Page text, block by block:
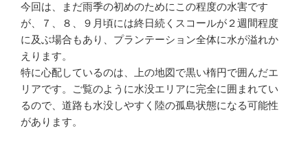
今回は、まだ雨季の初めのためにこの程度の水害です
が、７、８、９月頃には終日続くスコールが２週間程度
に及ぶ場合もあり、プランテーション全体に水が溢れか
えります。
特に心配しているのは、上の地図で黒い楕円で囲んだエ
リアです。ご覧のように水没エリアに完全に囲まれてい
るので、道路も水没しやすく陸の孤島状態になる可能性
があります。